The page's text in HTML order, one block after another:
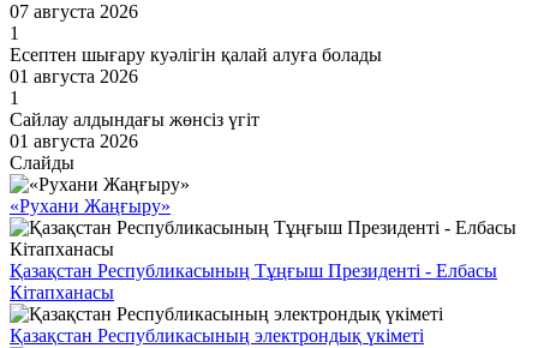
07 августа 2026
1
Есептен шығару куәлігін қалай алуға болады
01 августа 2026
1
Сайлау алдындағы жөнсіз үгіт
01 августа 2026
Слайды
«Рухани Жаңғыру»
Қазақстан Республикасының Тұңғыш Президенті - Елбасы
Кітапханасы
Қазақстан Республикасының электрондық үкіметі